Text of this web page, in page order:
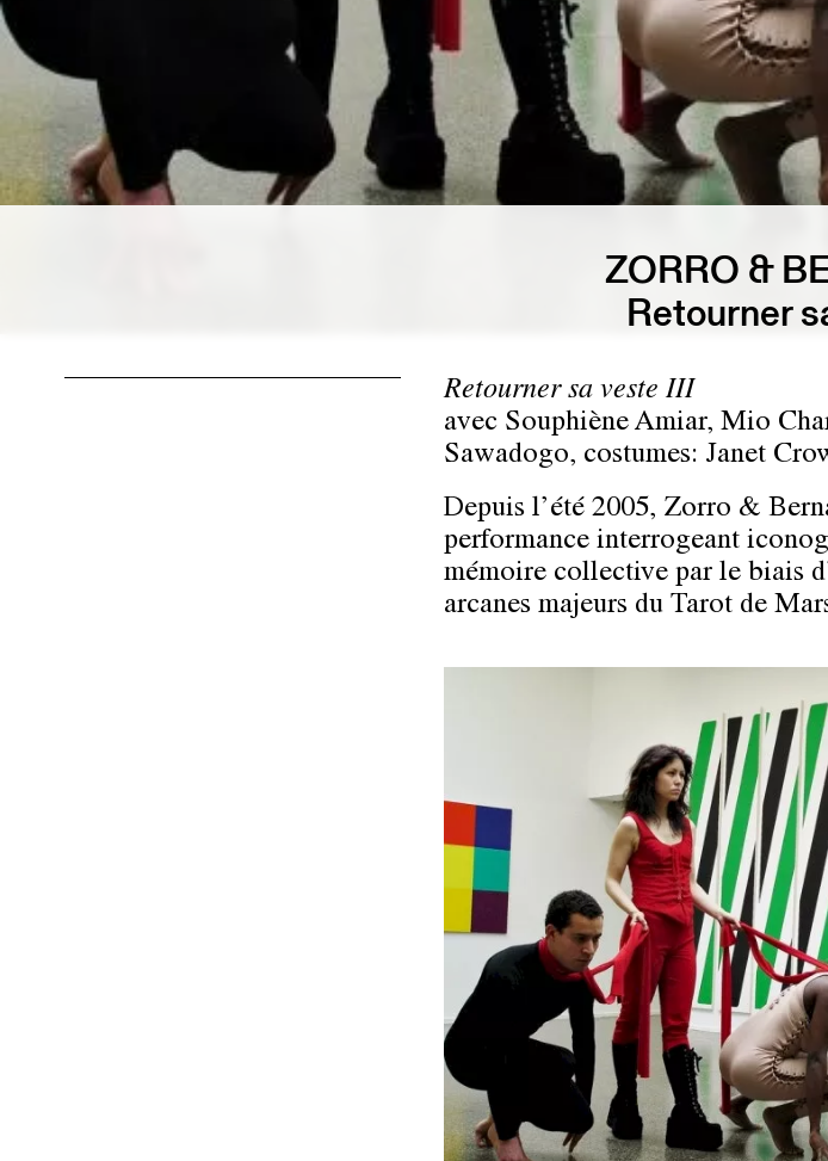
ZORRO &
Retourner
Retourner sa veste III
avec Souphiène Amiar, Mio
Sawadogo, costumes: Janet
Depuis l’été 2005, Zorro &
performance interrogeant
mémoire collective par le biais
arcanes majeurs du Tarot de